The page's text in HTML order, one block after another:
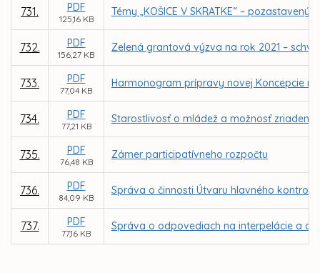
731. PDF
125,16 KB
Témy „KOŠICE V SKRATKE“ – pozastavený
732. PDF
156,27 KB
Zelená grantová výzva na rok 2021 –
733. PDF
77,04 KB
Harmonogram prípravy novej Koncepcie
734. PDF
77,21 KB
Starostlivosť o mládež a možnosť
735. PDF
76,48 KB
Zámer participatívneho rozpočtu
736. PDF
84,09 KB
Správa o činnosti Útvaru hlavného
737. PDF
77,16 KB
Správa o odpovediach na interpelácie a